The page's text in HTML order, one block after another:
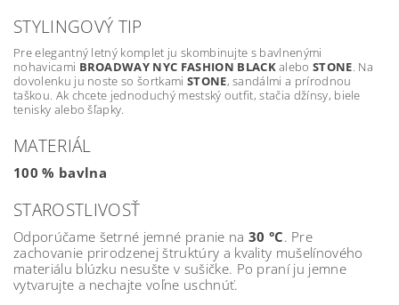
STYLINGOVÝ TIP
Pre elegantný letný komplet ju skombinujte s bavlnenými
nohavicami BROADWAY NYC FASHION BLACKaleboSTONE. Na
dovolenku ju noste so šortkami STONE, sandálmi a prírodnou
taškou. Ak chcete jednoduchý mestský outfit, stačia džínsy, biele
tenisky alebo šľapky.
MATERIÁL
100 % bavlna
STAROSTLIVOSŤ
Odporúčame šetrné jemné pranie na 30 °C. Pre
zachovanie prirodzenej štruktúry a kvality mušelínového
materiálu blúzku nesušte v sušičke. Po praní ju jemne
vytvarujte a nechajte voľne uschnúť.